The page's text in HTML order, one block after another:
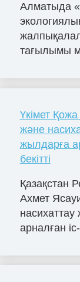
Алматыда
тағылымы
Үкімет
және
жылдарға
бекітті
Қазақстан
Ахмет
насихаттау
арналған